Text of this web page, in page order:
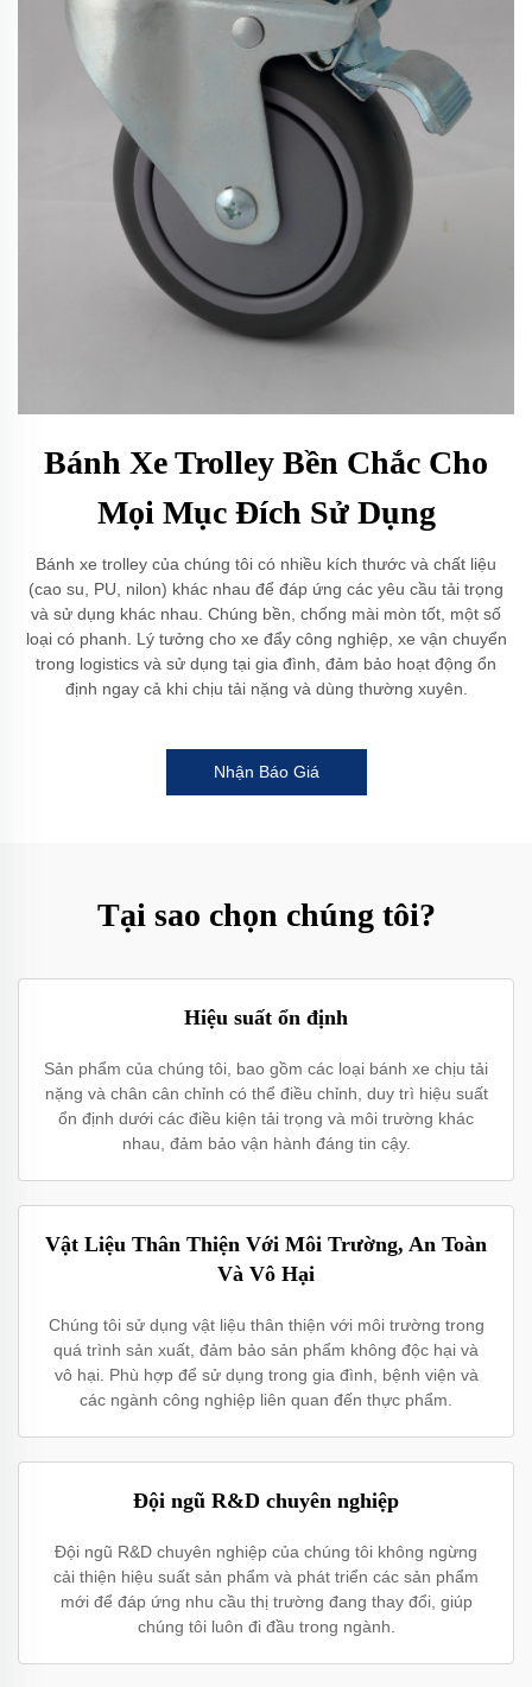
Bánh Xe Trolley Bền Chắc Cho
Mọi Mục Đích Sử Dụng
Bánh xe trolley của chúng tôi có nhiều kích thước và chất liệu
(cao su, PU, nilon) khác nhau để đáp ứng các yêu cầu tải trọng
và sử dụng khác nhau. Chúng bền, chống mài mòn tốt, một số
loại có phanh. Lý tưởng cho xe đẩy công nghiệp, xe vận chuyển
trong logistics và sử dụng tại gia đình, đảm bảo hoạt động ổn
định ngay cả khi chịu tải nặng và dùng thường xuyên.
Nhận Báo Giá
Tại sao chọn chúng tôi?
Hiệu suất ổn định
Sản phẩm của chúng tôi, bao gồm các loại bánh xe chịu tải
nặng và chân cân chỉnh có thể điều chỉnh, duy trì hiệu suất
ổn định dưới các điều kiện tải trọng và môi trường khác
nhau, đảm bảo vận hành đáng tin cậy.
Vật Liệu Thân Thiện Với Môi Trường, An Toàn
Và Vô Hại
Chúng tôi sử dụng vật liệu thân thiện với môi trường trong
quá trình sản xuất, đảm bảo sản phẩm không độc hại và
vô hại. Phù hợp để sử dụng trong gia đình, bệnh viện và
các ngành công nghiệp liên quan đến thực phẩm.
Đội ngũ R&D chuyên nghiệp
Đội ngũ R&D chuyên nghiệp của chúng tôi không ngừng
cải thiện hiệu suất sản phẩm và phát triển các sản phẩm
mới để đáp ứng nhu cầu thị trường đang thay đổi, giúp
chúng tôi luôn đi đầu trong ngành.